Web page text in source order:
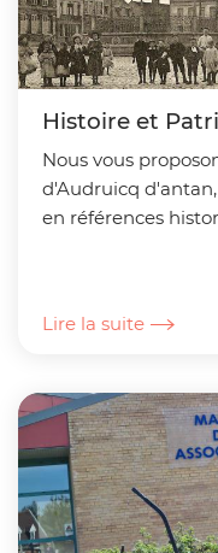
Histoire et
Nous vous
d'Audruicq
en références
Lire la suite